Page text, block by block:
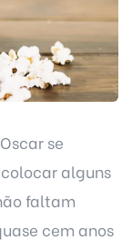
se
alguns
faltam
cem anos